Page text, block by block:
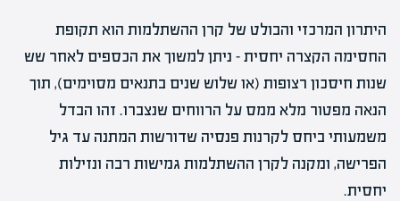
היתרון המרכזי והבולט של קרן ההשתלמות הוא תקופת
החסימה הקצרה יחסית – ניתן למשוך את הכספים לאחר שש
שנות חיסכון רצופות (או שלוש שנים בתנאים מסוימים), תוך
הנאה מפטור מלא ממס על הרווחים שנצברו. זהו הבדל
משמעותי ביחס לקרנות פנסיה שדורשות המתנה עד גיל
הפרישה, ומקנה לקרן ההשתלמות גמישות רבה ונזילות
יחסית.